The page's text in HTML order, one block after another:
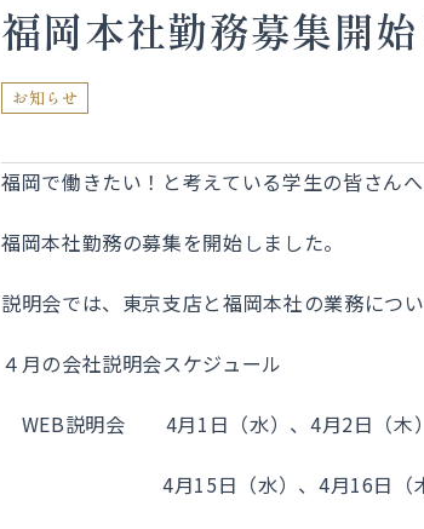
福岡本社勤務募集開
お知らせ
福岡で働きたい！と考えている学生の皆さんへ
福岡本社勤務の募集を開始しました。
説明会では、東京支店と福岡本社の業務につ
４月の会社説明会スケジュール
WEB説明会 4月1日（水）、4月2日（木）
4月15日（水）、4月16日（木）、4